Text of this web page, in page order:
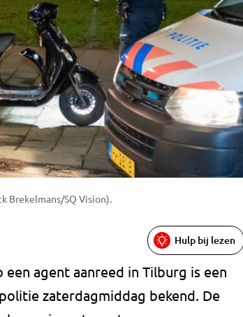
Brekelmans/SQ Vision).
Hulp bij lezen
agent aanreed in Tilburg is een
zaterdagmiddag bekend. De